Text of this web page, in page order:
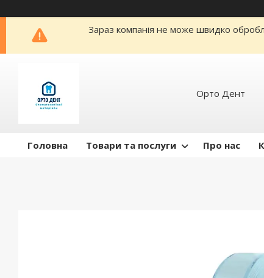
Зараз компанія не може швидко
Орто Дент
Головна Товари та послуги Про нас